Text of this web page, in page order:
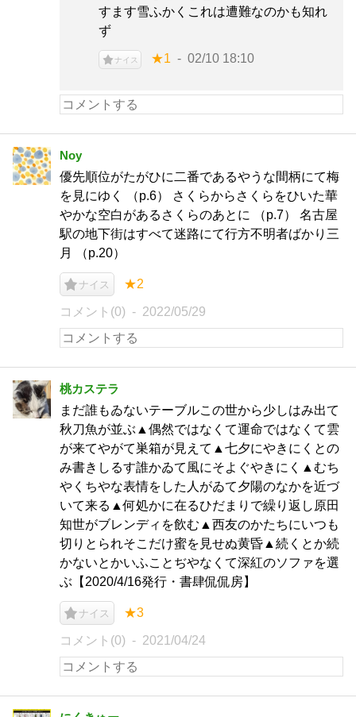
すます雪ふかくこれは遭難なのかも知れ
ず
ナイス ★1 02/10 18:10
Noy
優先順位がたがひに二番であるやうな間柄にて梅
を見にゆく （p.6） さくらからさくらをひいた華
やかな空白があるさくらのあとに （p.7） 名古屋
駅の地下街はすべて迷路にて行方不明者ばかり三
月 （p.20）
ナイス ★2
コメント(0) 2022/05/29
桃カステラ
まだ誰もゐないテーブルこの世から少しはみ出て
秋刀魚が並ぶ▲偶然ではなくて運命ではなくて雲
が来てやがて巣箱が見えて▲七夕にやきにくとの
み書きしるす誰かゐて風にそよぐやきにく▲むち
やくちやな表情をした人がゐて夕陽のなかを近づ
いて来る▲何処かに在るひだまりで繰り返し原田
知世がブレンディを飲む▲西友のかたちにいつも
切りとられそこだけ蜜を見せぬ黄昏▲続くとか続
かないとかいふことぢやなくて深紅のソファを選
ぶ【2020/4/16発行・書肆侃侃房】
ナイス ★3
コメント(0) 2021/04/24